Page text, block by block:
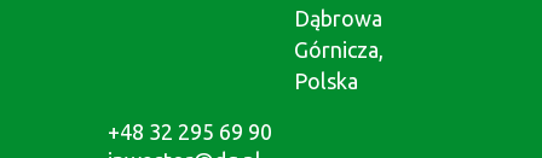
Dąbrowa
Górnicza,
Polska
+48 32 295 69 90